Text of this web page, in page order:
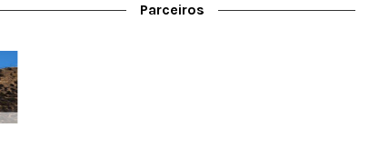
Parceiros